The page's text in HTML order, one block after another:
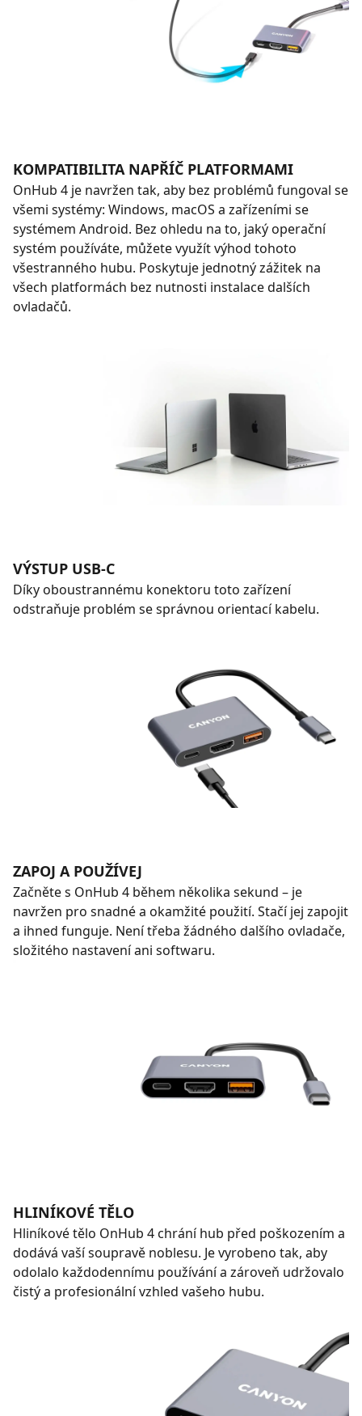
KOMPATIBILITA NAPŘÍČ PLATFORMAMI
OnHub 4 je navržen tak, aby bez problémů fungoval se
všemi systémy: Windows, macOS a zařízeními se
systémem Android. Bez ohledu na to, jaký operační
systém používáte, můžete využít výhod tohoto
všestranného hubu. Poskytuje jednotný zážitek na
všech platformách bez nutnosti instalace dalších
ovladačů.
VÝSTUP USB-C
Díky oboustrannému konektoru toto zařízení
odstraňuje problém se správnou orientací kabelu.
ZAPOJ A POUŽÍVEJ
Začněte s OnHub 4 během několika sekund – je
navržen pro snadné a okamžité použití. Stačí jej zapojit
a ihned funguje. Není třeba žádného dalšího ovladače,
složitého nastavení ani softwaru.
HLINÍKOVÉ TĚLO
Hliníkové tělo OnHub 4 chrání hub před poškozením a
dodává vaší soupravě noblesu. Je vyrobeno tak, aby
odolalo každodennímu používání a zároveň udržovalo
čistý a profesionální vzhled vašeho hubu.